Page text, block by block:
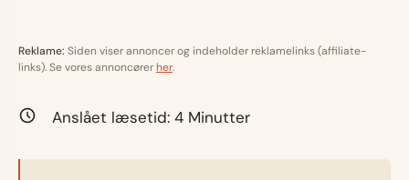
Reklame: Siden viser annoncer og indeholder reklamelinks (affiliate-
links). Se vores annoncørerher.
Anslået læsetid: 4 Minutter